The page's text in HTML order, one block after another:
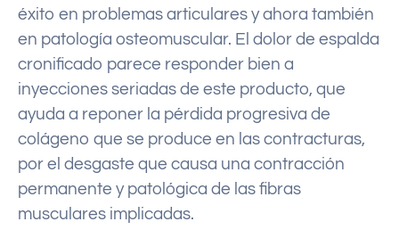
éxito en problemas articulares y ahora también
en patología osteomuscular. El dolor de espalda
cronificado parece responder bien a
inyecciones seriadas de este producto, que
ayuda a reponer la pérdida progresiva de
colágeno que se produce en las contracturas,
por el desgaste que causa una contracción
permanente y patológica de las fibras
musculares implicadas.